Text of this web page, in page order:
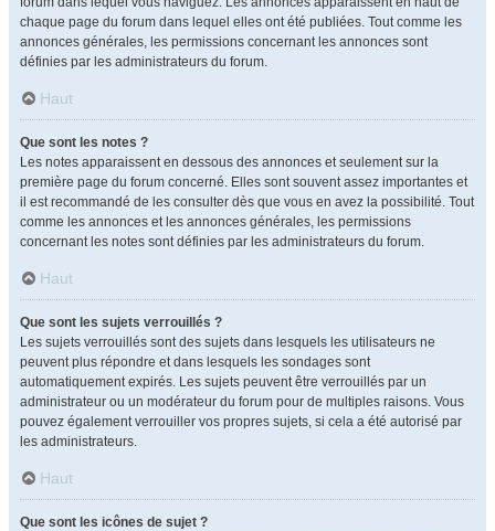
chaque page du forum dans lequel elles ont été publiées. Tout comme les
annonces générales, les permissions concernant les annonces sont
définies par les administrateurs du forum.
Haut
Que sont les notes ?
Les notes apparaissent en dessous des annonces et seulement sur la
première page du forum concerné. Elles sont souvent assez importantes et
il est recommandé de les consulter dès que vous en avez la possibilité. Tout
comme les annonces et les annonces générales, les permissions
concernant les notes sont définies par les administrateurs du forum.
Haut
Que sont les sujets verrouillés ?
Les sujets verrouillés sont des sujets dans lesquels les utilisateurs ne
peuvent plus répondre et dans lesquels les sondages sont
automatiquement expirés. Les sujets peuvent être verrouillés par un
administrateur ou un modérateur du forum pour de multiples raisons. Vous
pouvez également verrouiller vos propres sujets, si cela a été autorisé par
les administrateurs.
Haut
Que sont les icônes de sujet ?